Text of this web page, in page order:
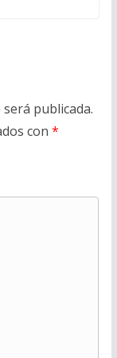
publicada.
con *